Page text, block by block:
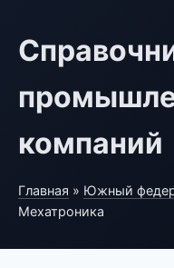
компаний
Главная » Южный
Мехатроника